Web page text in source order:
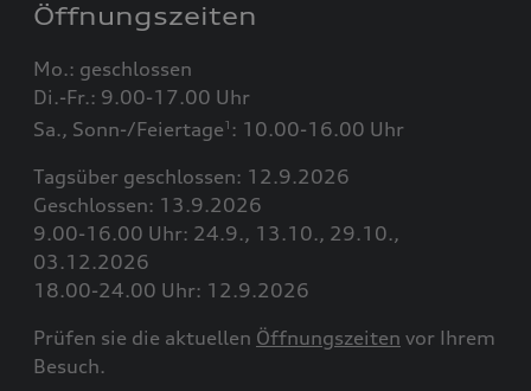
Öffnungszeiten
Mo.: geschlossen
Di.-Fr.: 9.00-17.00 Uhr
Sa., Sonn-/Feiertage1 : 10.00-16.00 Uhr
Tagsüber geschlossen: 12.9.2026
Geschlossen: 13.9.2026
9.00-16.00 Uhr: 24.9., 13.10., 29.10.,
03.12.2026
18.00-24.00 Uhr: 12.9.2026
Prüfen sie die aktuellen Öffnungszeiten vor Ihrem
Besuch.